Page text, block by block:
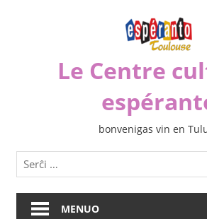
Le Centre
bonvenigas vin en
MENUO